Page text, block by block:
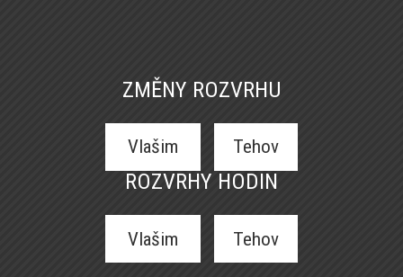
ZMĚNY ROZVRHU
Vlašim Tehov
ROZVRHY HODIN
Vlašim Tehov